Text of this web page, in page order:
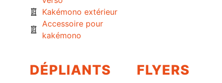
Kakémono extérieur
Accessoire pour
kakémono
DÉPLIANTS FLYERS